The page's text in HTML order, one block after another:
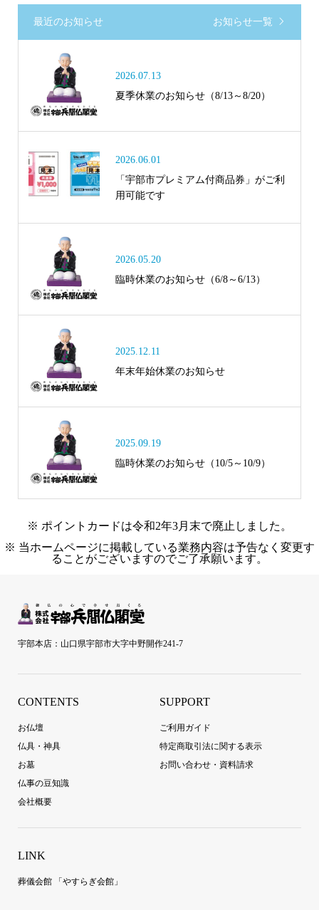
最近のお知らせ お知らせ一覧
2026.07.13
夏季休業のお知らせ（8/13～8/20）
2026.06.01
「宇部市プレミアム付商品券」がご利
用可能です
2026.05.20
臨時休業のお知らせ（6/8～6/13）
2025.12.11
年末年始休業のお知らせ
2025.09.19
臨時休業のお知らせ（10/5～10/9）
※ ポイントカードは令和2年3月末で廃止しました。
※ 当ホームページに掲載している業務内容は予告なく変更す
ることがございますのでご了承願います。
宇部本店：山口県宇部市大字中野開作241-7
CONTENTS
お仏壇
仏具・神具
お墓
仏事の豆知識
会社概要
SUPPORT
ご利用ガイド
特定商取引法に関する表示
お問い合わせ・資料請求
LINK
葬儀会館 「やすらぎ会館」